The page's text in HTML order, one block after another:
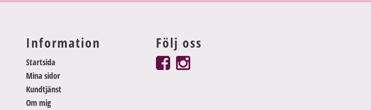
Information
Startsida
Mina sidor
Kundtjänst
Om mig
Följ oss